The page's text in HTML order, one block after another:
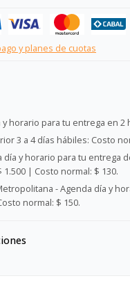
y planes de cuotas
y horario para tu entrega en 2
3 a 4 días hábiles: Costo
y horario para tu entrega
| Costo normal: $ 130.
- Agenda día y
normal: $ 150.